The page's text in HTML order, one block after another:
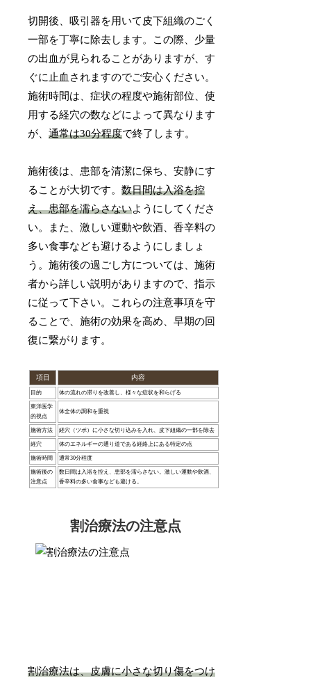
切開後、吸引器を用いて皮下組織のごく
一部を丁寧に除去します。この際、少量
の出血が見られることがありますが、す
ぐに止血されますのでご安心ください。
施術時間は、症状の程度や施術部位、使
用する経穴の数などによって異なります
が、通常は30分程度で終了します。
施術後は、患部を清潔に保ち、安静にす
ることが大切です。数日間は入浴を控
え、患部を濡らさないようにしてくださ
い。また、激しい運動や飲酒、香辛料の
多い食事なども避けるようにしましょ
う。施術後の過ごし方については、施術
者から詳しい説明がありますので、指示
に従って下さい。これらの注意事項を守
ることで、施術の効果を高め、早期の回
復に繋がります。
項目 内容
目的 体の流れの滞りを改善し、様々な症状を和らげる
東洋医学
的視点
体全体の調和を重視
施術方法 経穴（ツボ）に小さな切り込みを入れ、皮下組織の一部を除去
経穴 体のエネルギーの通り道である経絡上にある特定の点
施術時間 通常30分程度
施術後の
注意点
数日間は入浴を控え、患部を濡らさない。激しい運動や飲酒、
香辛料の多い食事なども避ける。
割治療法の注意点
割治療法は、皮膚に小さな切り傷をつけ